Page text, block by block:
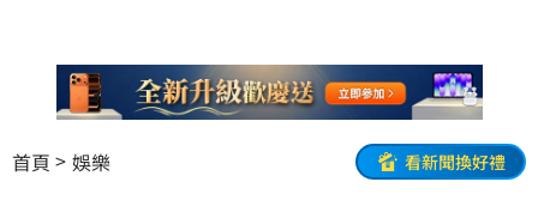
首頁 娛樂 看新聞換好禮